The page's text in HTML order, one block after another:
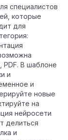
специалистов
которые
для
PDF. В шаблоне
и
и
новые
на
нейросети
делиться
и